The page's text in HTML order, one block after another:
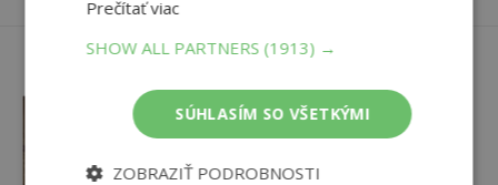
Lenka Snopková
Prečítať viac
SHOW ALL PARTNERS (1913) →
SÚHLASÍM SO VŠETKÝMI
ZOBRAZIŤ PODROBNOSTI